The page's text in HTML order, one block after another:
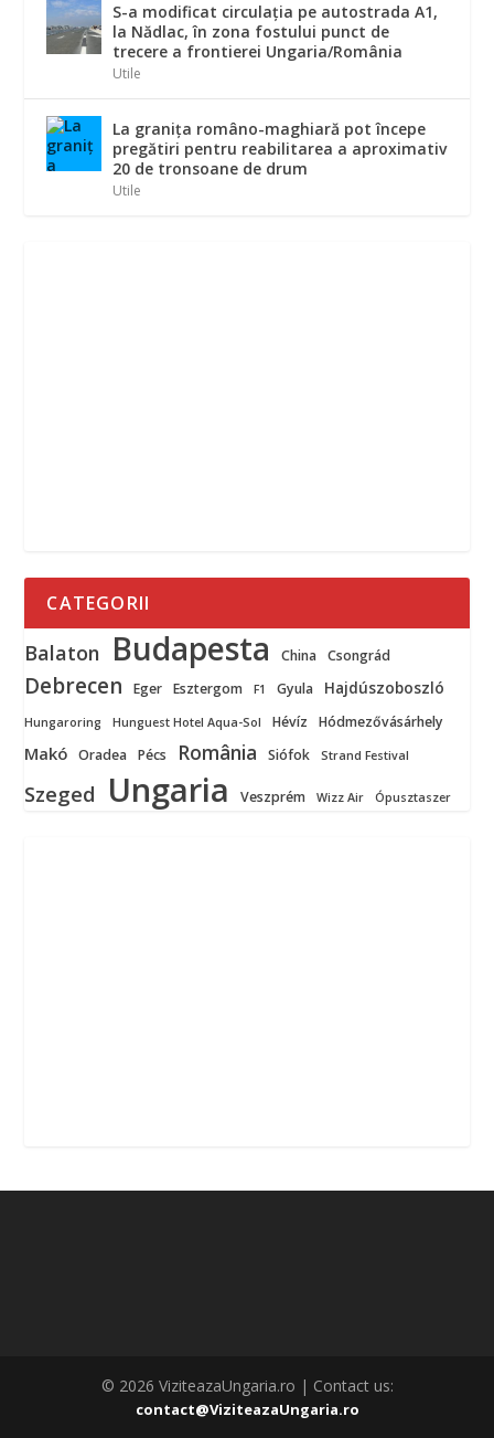
S-a modificat circulația pe autostrada A1,
la Nădlac, în zona fostului punct de
trecere a frontierei Ungaria/România
Utile
La graniţa româno-maghiară pot începe
pregătiri pentru reabilitarea a aproximativ
20 de tronsoane de drum
Utile
CATEGORII
Balaton Budapesta China Csongrád
Debrecen Eger Esztergom F1 Gyula Hajdúszoboszló
Hungaroring Hunguest Hotel Aqua-Sol Hévíz Hódmezővásárhely
Makó Oradea Pécs România Siófok Strand Festival
Szeged Ungaria Veszprém Wizz Air Ópusztaszer
© 2026 ViziteazaUngaria.ro | Contact us:
contact@ViziteazaUngaria.ro